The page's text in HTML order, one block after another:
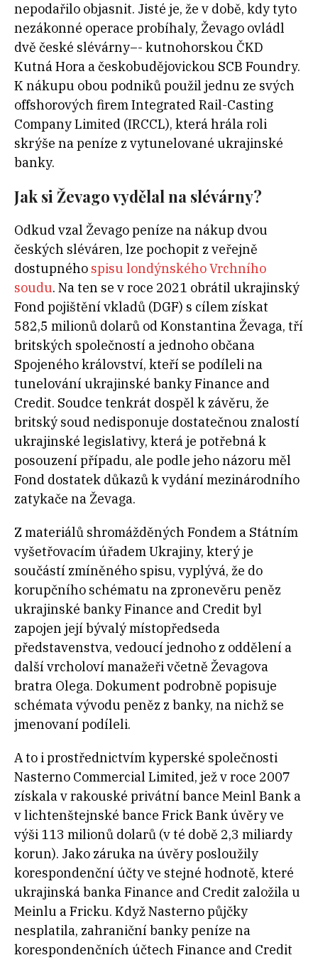
nepodařilo objasnit. Jisté je, že v době, kdy tyto
nezákonné operace probíhaly, Ževago ovládl
dvě české slévárny–- kutnohorskou ČKD
Kutná Hora a českobudějovickou SCB Foundry.
K nákupu obou podniků použil jednu ze svých
offshorových firem Integrated Rail-Casting
Company Limited (IRCCL), která hrála roli
skrýše na peníze z vytunelované ukrajinské
banky.
Jak si Ževago vydělal na slévárny?
Odkud vzal Ževago peníze na nákup dvou
českých sléváren, lze pochopit z veřejně
dostupného spisu londýnského Vrchního
soudu. Na ten se v roce 2021 obrátil ukrajinský
Fond pojištění vkladů (DGF) s cílem získat
582,5 milionů dolarů od Konstantina Ževaga, tří
britských společností a jednoho občana
Spojeného království, kteří se podíleli na
tunelování ukrajinské banky Finance and
Credit. Soudce tenkrát dospěl k závěru, že
britský soud nedisponuje dostatečnou znalostí
ukrajinské legislativy, která je potřebná k
posouzení případu, ale podle jeho názoru měl
Fond dostatek důkazů k vydání mezinárodního
zatykače na Ževaga.
Z materiálů shromážděných Fondem a Státním
vyšetřovacím úřadem Ukrajiny, který je
součástí zmíněného spisu, vyplývá, že do
korupčního schématu na zpronevěru peněz
ukrajinské banky Finance and Credit byl
zapojen její bývalý místopředseda
představenstva, vedoucí jednoho z oddělení a
další vrcholoví manažeři včetně Ževagova
bratra Olega. Dokument podrobně popisuje
schémata vývodu peněz z banky, na nichž se
jmenovaní podíleli.
A to i prostřednictvím kyperské společnosti
Nasterno Commercial Limited, jež v roce 2007
získala v rakouské privátní bance Meinl Bank a
v lichtenštejnské bance Frick Bank úvěry ve
výši 113 milionů dolarů (v té době 2,3 miliardy
korun). Jako záruka na úvěry posloužily
korespondenční účty ve stejné hodnotě, které
ukrajinská banka Finance and Credit založila u
Meinlu a Fricku. Když Nasterno půjčky
nesplatila, zahraniční banky peníze na
korespondenčních účtech Finance and Credit